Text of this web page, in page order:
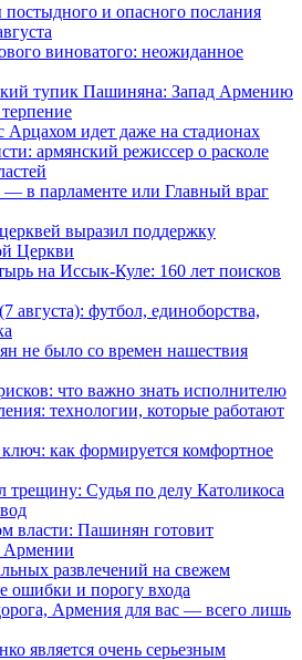
и опасного послания
виноватого: неожиданное
тупик Пашиняна: Запад Армению
идет даже на стадионах
армянский режиссер о расколе
в парламенте или Главный враг
выразил поддержку
Церкви
на Иссык-Куле: 160 лет поисков
августа): футбол, единоборства,
не было со времен нашествия
что важно знать исполнителю
технологии, которые работают
как формируется комфортное
трещину: Судья по делу Католикоса
власти: Пашинян готовит
Армении
развлечений на свежем
ошибки и порогу входа
Армения для вас — всего лишь
является очень серьезным